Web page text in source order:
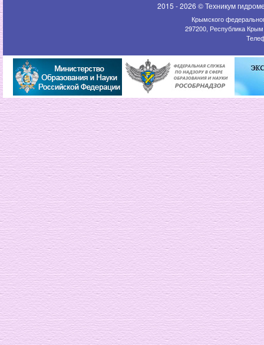
2015 - 2026 © Техникум
Крымского
297200, Республика